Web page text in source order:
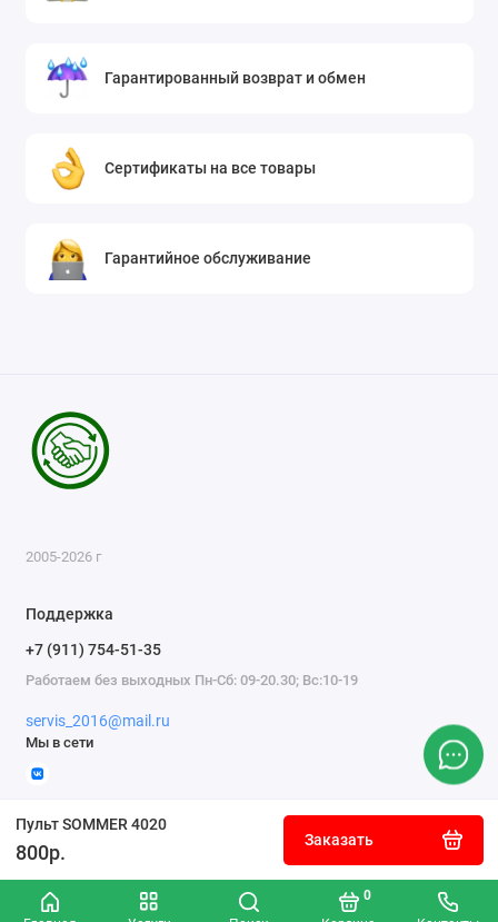
0
Пульт SOMMER 4020
800р.
Заказать
Гарантированный возврат и обмен
Сертификаты на все товары
Гарантийное обслуживание
2005-2026 г
Поддержка
+7 (911) 754-51-35
Работаем без выходных Пн-Сб: 09-20.30; Вс:10-19
servis_2016@mail.ru
Мы в сети